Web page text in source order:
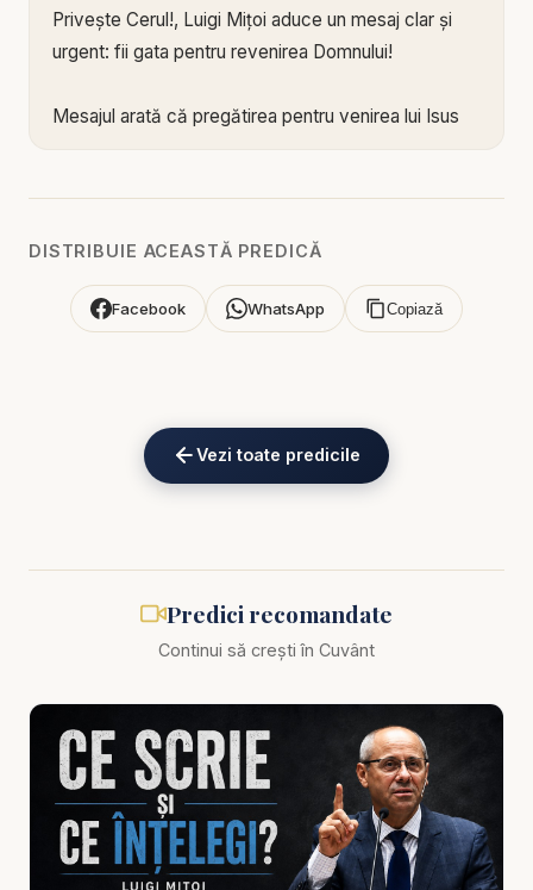
Privește Cerul!, Luigi Mițoi aduce un mesaj clar și
urgent: fii gata pentru revenirea Domnului!
Mesajul arată că pregătirea pentru venirea lui Isus
ar putea aștepta. Dar Scriptura ne cheamă la
Dumnezeu. Cea mai importantă întrebare nu este
Predica scoate în evidență faptul că a fi gata
pentru revenirea Domnului nu înseamnă doar să
pocăința. Cunoașterea doctrinară nu poate înlocui
o inimă transformată. Adevărata pregătire se vede
în credință, ascultare, rugăciune, iubire, sfințire și
dependență zilnică de harul lui Dumnezeu.
Această temă este esențială într-o lume tot mai
agitată, nesigură și confuză. Crizele, frica, răcirea
dragostei, păcatul tratat superficial și nepăsarea
spirituală ne amintesc că omul are nevoie să se
trezească. Revenirea lui Isus nu trebuie să ne
DISTRIBUIE ACEASTĂ PREDICĂ
Facebook WhatsApp Copiază
Vezi toate predicile
Predici recomandate
Continui să crești în Cuvânt